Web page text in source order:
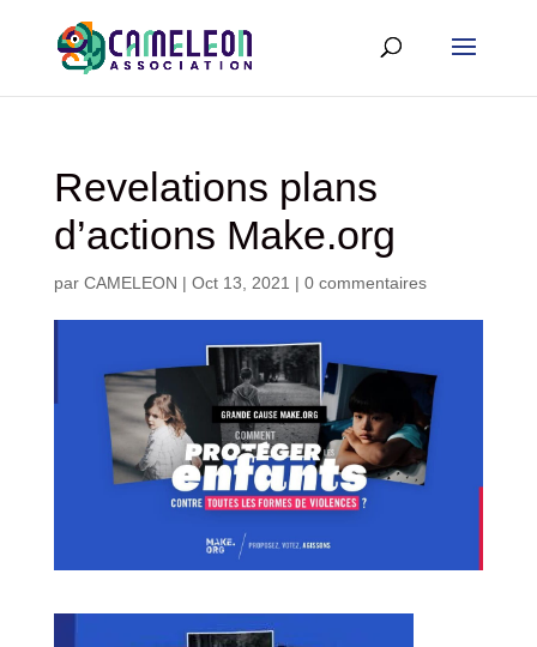
Revelations plans
d’actions Make.org
par CAMELEON | Oct 13, 2021 | 0 commentaires